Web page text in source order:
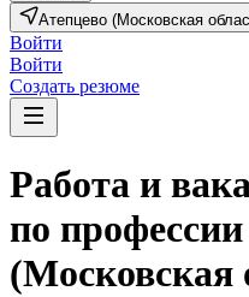
Атепцево (Московская
Войти
Войти
Создать резюме
Работа и
по
(Московская